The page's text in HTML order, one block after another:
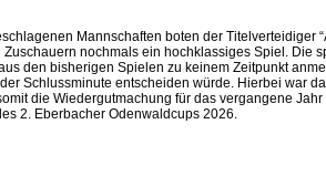
Mannschaften boten der Titelverteidiger
nochmals ein hochklassiges Spiel. Die
den bisherigen Spielen zu keinem Zeitpunkt
Schlussminute entscheiden würde. Hierbei war
die Wiedergutmachung für das vergangene
2. Eberbacher Odenwaldcups 2026.